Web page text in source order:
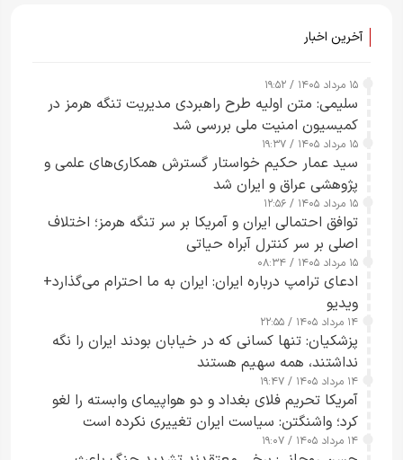
آخرین اخبار
۱۵ مرداد ۱۴۰۵ / ۱۹:۵۲
سلیمی: متن اولیه طرح راهبردی مدیریت تنگه هرمز در
کمیسیون امنیت ملی بررسی شد
۱۵ مرداد ۱۴۰۵ / ۱۹:۳۷
سید عمار حکیم خواستار گسترش همکاری‌های علمی و
پژوهشی عراق و ایران شد
۱۵ مرداد ۱۴۰۵ / ۱۲:۵۶
توافق احتمالی ایران و آمریکا بر سر تنگه هرمز؛ اختلاف
اصلی بر سر کنترل آبراه حیاتی
۱۵ مرداد ۱۴۰۵ / ۰۸:۳۴
ادعای ترامپ درباره ایران: ایران به ما احترام می‌گذارد+
ویدیو
۱۴ مرداد ۱۴۰۵ / ۲۲:۵۵
پزشکیان: تنها کسانی که در خیابان بودند ایران را نگه
نداشتند، همه سهیم هستند
۱۴ مرداد ۱۴۰۵ / ۱۹:۴۷
آمریکا تحریم فلای بغداد و دو هواپیمای وابسته را لغو
کرد؛ واشنگتن: سیاست ایران تغییری نکرده است
۱۴ مرداد ۱۴۰۵ / ۱۹:۰۷